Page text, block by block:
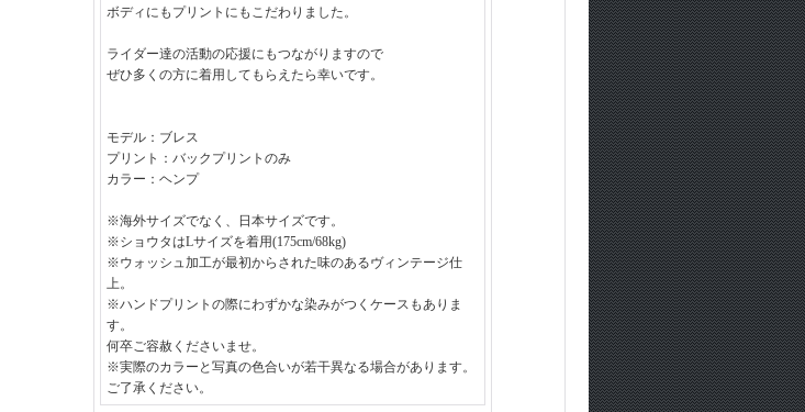
ボディにもプリントにもこだわりました。
ライダー達の活動の応援にもつながりますので
ぜひ多くの方に着用してもらえたら幸いです。
モデル：ブレス
プリント：バックプリントのみ
カラー：ヘンプ
※海外サイズでなく、日本サイズです。
※ショウタはLサイズを着用(175cm/68kg)
※ウォッシュ加工が最初からされた味のあるヴィンテージ仕
上。
※ハンドプリントの際にわずかな染みがつくケースもありま
す。
何卒ご容赦くださいませ。
※実際のカラーと写真の色合いが若干異なる場合があります。
ご了承ください。